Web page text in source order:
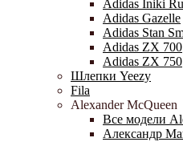
Adidas Iniki
Adidas Gazelle
Adidas Stan
Adidas ZX 700
Adidas ZX 750
Шлепки Yeezy
Fila
Alexander McQueen
Все модели
Александр